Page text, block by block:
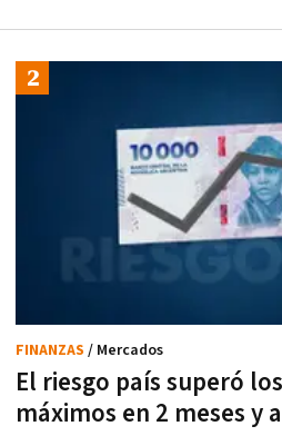
El riesgo país superó
máximos en 2 meses y
FINANZAS / Mercados